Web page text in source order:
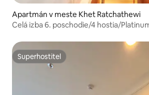
Apartmán v meste Khet Ratchathewi
Celá izba 6. poschodie/4 hostia/
Superhostiteľ
Superhostiteľ